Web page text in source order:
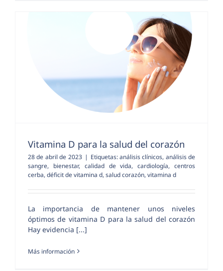
Vitamina D para la salud del corazón
28 de abril de 2023 | Etiquetas:análisis clínicos, análisis de
sangre, bienestar, calidad de vida,cardiología,centros
cerba, déficit de vitamina d, salud corazón, vitamina d
La importancia de mantener unos niveles
óptimos de vitamina D para la salud del corazón
Hay evidencia [...]
Más información